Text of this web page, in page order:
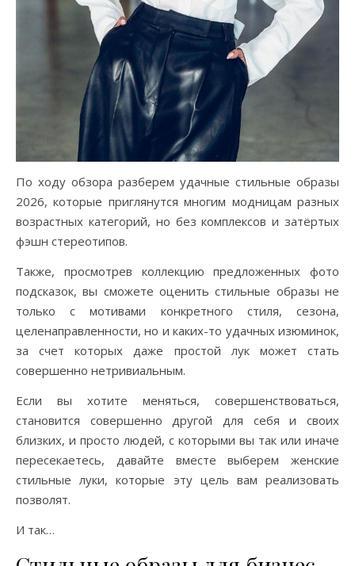
По ходу обзора разберем удачные стильные образы
2026, которые приглянутся многим модницам разных
возрастных категорий, но без комплексов и затёртых
фэшн стереотипов.
Также, просмотрев коллекцию предложенных фото
подсказок, вы сможете оценить стильные образы не
только с мотивами конкретного стиля, сезона,
целенаправленности, но и каких-то удачных изюминок,
за счет которых даже простой лук может стать
совершенно нетривиальным.
Если вы хотите меняться, совершенствоваться,
становится совершенно другой для себя и своих
близких, и просто людей, с которыми вы так или иначе
пересекаетесь, давайте вместе выберем женские
стильные луки, которые эту цель вам реализовать
позволят.
И так…